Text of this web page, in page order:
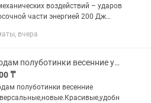
воздействий – ударов
части энергией 200 Дж
1200Н (Мп), истирания (Ми), от
вчера
Продам полуботинки весенние универсальные
₸
полуботинки весенние